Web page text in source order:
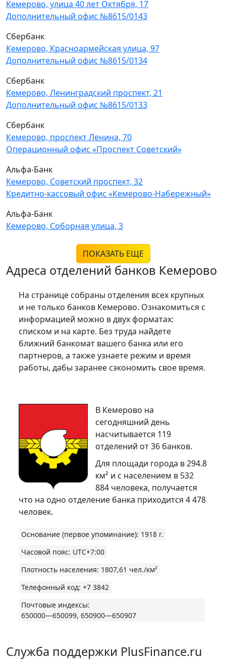
Кемерово, улица 40 лет Октября, 17
Дополнительный офис №8615/0143
Сбербанк
Кемерово, Красноармейская улица, 97
Дополнительный офис №8615/0134
Сбербанк
Кемерово, Ленинградский проспект, 21
Дополнительный офис №8615/0133
Сбербанк
Кемерово, проспект Ленина, 70
Операционный офис «Проспект Советский»
Альфа-Банк
Кемерово, Советский проспект, 32
Кредитно-кассовый офис «Кемерово-Набережный»
Альфа-Банк
Кемерово, Соборная улица, 3
ПОКАЗАТЬ ЕЩЕ
Адреса отделений банков Кемерово
На странице собраны отделения всех крупных
и не только банков Кемерово. Ознакомиться с
информацией можно в двух форматах:
списком и на карте. Без труда найдете
ближний банкомат вашего банка или его
партнеров, а также узнаете режим и время
работы, дабы заранее сэкономить свое время.
В Кемерово на
сегодняшний день
насчитывается 119
отделений от 36 банков.
Для площади города в 294.8
км² и с населением в 532
884 человека, получается
что на одно отделение банка приходится 4 478
человек.
Основание (первое упоминание): 1918 г.
Часовой пояс: UTC+7:00
Плотность населения: 1807,61 чел./км²
Телефонный код: +7 3842
Почтовые индексы:
650000—650099, 650900—650907
Служба поддержки PlusFinance.ru